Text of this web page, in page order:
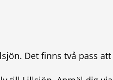
Det finns två pass